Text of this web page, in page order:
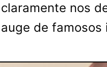
claramente nos
auge de famosos